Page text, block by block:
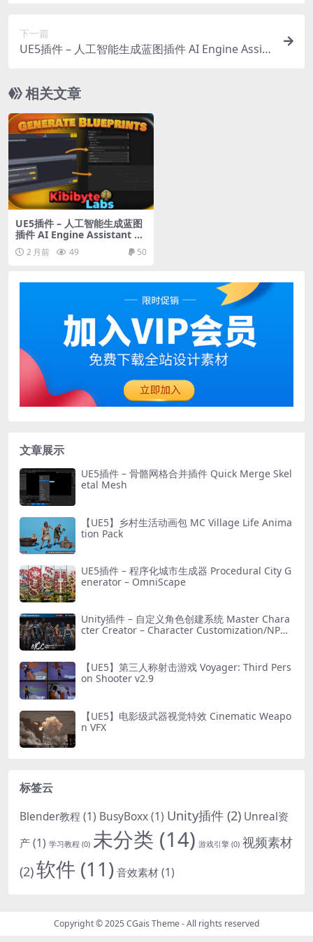
下一篇
UE5插件 – 人工智能生成蓝图插件 AI Engine Assist
e!)
相关文章
UE5插件 – 人工智能生成蓝图
插件 AI Engine Assistant –
Kibibyte Labs (Blueprint Ge
nerator & More!)
2 月前 49 50
文章展示
UE5插件 – 骨骼网格合并插件 Quick Merge Skel
etal Mesh
【UE5】乡村生活动画包 MC Village Life Anima
tion Pack
UE5插件 – 程序化城市生成器 Procedural City G
enerator – OmniScape
Unity插件 – 自定义角色创建系统 Master Chara
cter Creator – Character Customization/NPC
【UE5】第三人称射击游戏 Voyager: Third Pers
on Shooter v2.9
【UE5】电影级武器视觉特效 Cinematic Weapo
n VFX
标签云
Blender教程 (1) BusyBoxx(1) Unity插件 (2) Unreal资
产(1) 学习教程 (0) 未分类 (14) 游戏引擎 (0) 视频素材
(2)软件 (11)音效素材(1)
Copyright © 2025CGais Theme- All rights reserved